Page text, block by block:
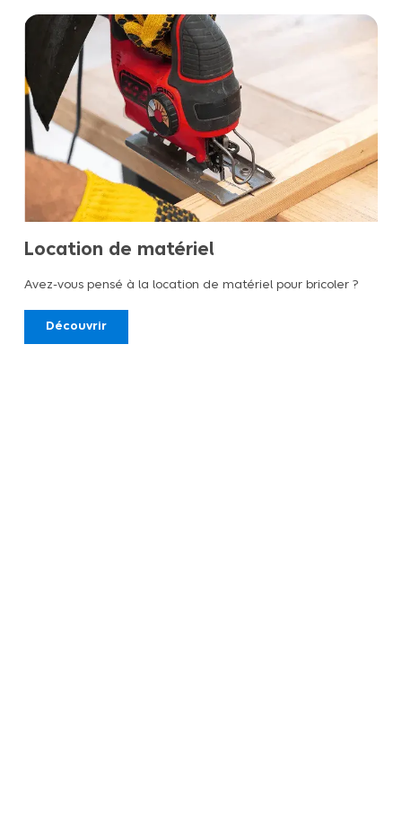
Location de matériel
Avez-vous pensé à la location de matériel pour bricoler ?
Découvrir